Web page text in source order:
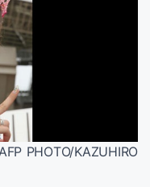
PHOTO/KAZUHIRO